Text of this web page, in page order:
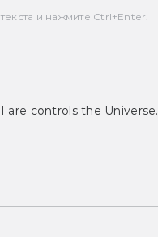
и нажмите Ctrl+Enter.
are controls the Universe.